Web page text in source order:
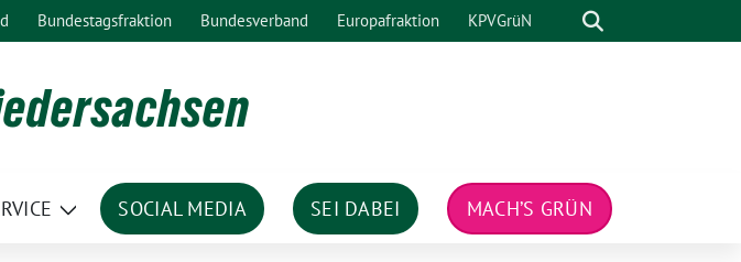
Bundestagsfraktion Bundesverband Europafraktion KPVGrüN Suche
Zeige
SOCIAL MEDIA SEI DABEI MACH’S GRÜN